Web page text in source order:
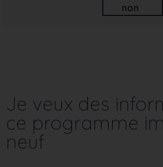
non
Je veux des
ce programme
neuf